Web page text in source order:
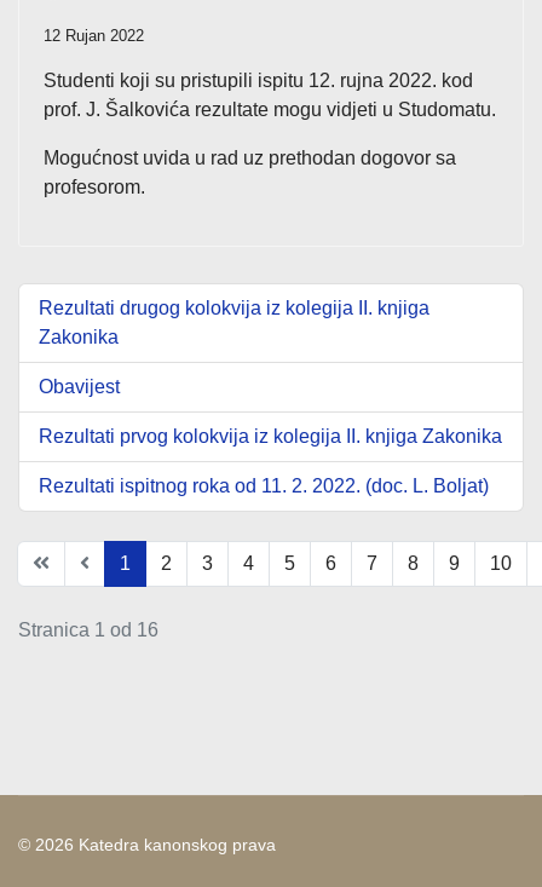
12 Rujan 2022
Studenti koji su pristupili ispitu 12. rujna 2022. kod
prof. J. Šalkovića rezultate mogu vidjeti u Studomatu.
Mogućnost uvida u rad uz prethodan dogovor sa
profesorom.
Rezultati drugog kolokvija iz kolegija II. knjiga
Zakonika
Obavijest
Rezultati prvog kolokvija iz kolegija II. knjiga Zakonika
Rezultati ispitnog roka od 11. 2. 2022. (doc. L. Boljat)
1 2 3 4 5 6 7 8 9 10
Stranica 1 od 16
© 2026 Katedra kanonskog prava